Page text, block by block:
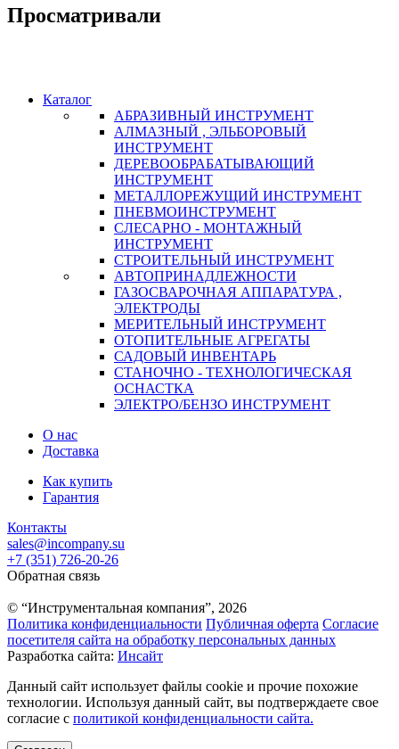
Просматривали
Каталог
АБРАЗИВНЫЙ ИНСТРУМЕНТ
АЛМАЗНЫЙ , ЭЛЬБОРОВЫЙ
ИНСТРУМЕНТ
ДЕРЕВООБРАБАТЫВАЮЩИЙ
ИНСТРУМЕНТ
МЕТАЛЛОРЕЖУЩИЙ ИНСТРУМЕНТ
ПНЕВМОИНСТРУМЕНТ
СЛЕСАРНО - МОНТАЖНЫЙ
ИНСТРУМЕНТ
СТРОИТЕЛЬНЫЙ ИНСТРУМЕНТ
АВТОПРИНАДЛЕЖНОСТИ
ГАЗОСВАРОЧНАЯ АППАРАТУРА ,
ЭЛЕКТРОДЫ
МЕРИТЕЛЬНЫЙ ИНСТРУМЕНТ
ОТОПИТЕЛЬНЫЕ АГРЕГАТЫ
САДОВЫЙ ИНВЕНТАРЬ
СТАНОЧНО - ТЕХНОЛОГИЧЕСКАЯ
ОСНАСТКА
ЭЛЕКТРО/БЕНЗО ИНСТРУМЕНТ
О нас
Доставка
Как купить
Гарантия
Контакты
sales@incompany.su
+7 (351) 726-20-26
Обратная связь
© “Инструментальная компания”, 2026
Политика конфиденциальности Публичная оферта Согласие
посетителя сайта на обработку персональных данных
Разработка сайта: Инсайт
Данный сайт использует файлы cookie и прочие похожие
технологии. Используя данный сайт, вы подтверждаете свое
согласие с политикой конфиденциальности сайта.